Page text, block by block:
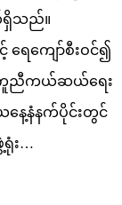
လျက်ရှိသည်။
ရေကျော်စီးဝင်၍
၍ ကူညီကယ်ဆယ်ရေး
ေ့နံနက်ပိုင်းတွင်
း…